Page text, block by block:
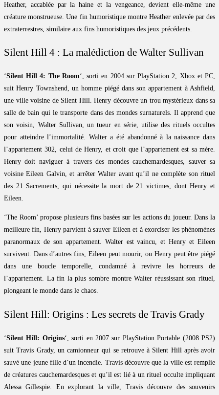
Heather, accablée par la haine et la vengeance, devient elle-même une
créature monstrueuse. Une fin humoristique montre Heather enlevée par des
extraterrestres, similaire aux fins humoristiques des jeux précédents.
Silent Hill 4 : La malédiction de Walter Sullivan
‘Silent Hill 4: The Room‘, sorti en 2004 sur PlayStation 2, Xbox et PC,
suit Henry Townshend, un homme piégé dans son appartement à Ashfield,
une ville voisine de Silent Hill. Henry découvre un trou mystérieux dans sa
salle de bain qui le transporte dans des mondes surnaturels. Il apprend que
son voisin, Walter Sullivan, un tueur en série, utilise des rituels occultes
pour atteindre l’immortalité. Walter a été abandonné à la naissance dans
l’appartement 302, celui de Henry, et croit que l’appartement est sa mère.
Henry doit naviguer à travers des mondes cauchemardesques, sauver sa
voisine Eileen Galvin, et arrêter Walter avant qu’il ne complète son rituel
des 21 Sacrements, qui nécessite la mort de 21 victimes, dont Henry et
Eileen.
‘The Room’ propose plusieurs fins basées sur les actions du joueur. Dans la
meilleure fin, Henry parvient à sauver Eileen et à exorciser les phénomènes
paranormaux de son appartement. Walter est vaincu, et Henry et Eileen
survivent. Dans d’autres fins, Eileen peut mourir, ou Henry peut être piégé
dans une boucle temporelle, condamné à revivre les horreurs de
l’appartement. La fin la plus sombre montre Walter réussissant son rituel,
plongeant le monde dans le chaos.
Silent Hill: Origins : Les secrets de Travis Grady
‘Silent Hill: Origins‘, sorti en 2007 sur PlayStation Portable (2008 PS2)
suit Travis Grady, un camionneur qui se retrouve à Silent Hill après avoir
sauvé une jeune fille d’un incendie. Travis découvre que la ville est remplie
de créatures cauchemardesques et qu’il est lié à un rituel occulte impliquant
Alessa Gillespie. En explorant la ville, Travis découvre des souvenirs